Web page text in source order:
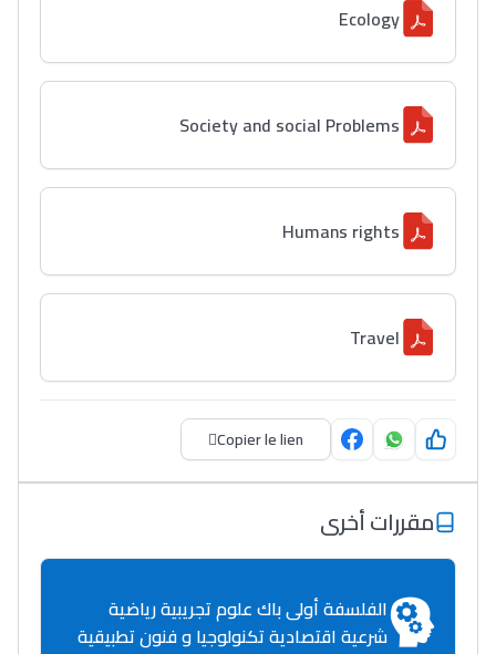
Ecology
Society and social Problems
Humans rights
Travel
Copier le lien
مقررات أخرى
الفلسفة أولى باك علوم تجريبية رياضية
شرعية اقتصادية تكنولوجيا و فنون تطبيقية